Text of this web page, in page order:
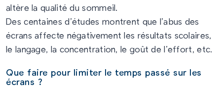
altère la qualité du sommeil.
Des centaines d’études montrent que l’abus des
écrans affecte négativement les résultats scolaires,
le langage, la concentration, le goût de l’effort, etc.
Que faire pour limiter le temps passé sur les
écrans ?